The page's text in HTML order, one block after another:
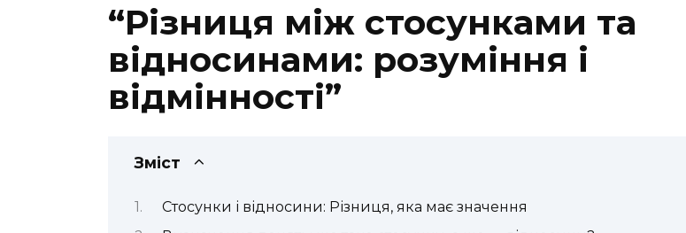
“Різниця між стосунками та
відносинами: розуміння і
відмінності”
Зміст
Стосунки і відносини: Різниця, яка має значення